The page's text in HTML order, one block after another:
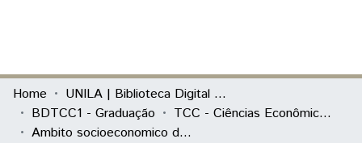
Communities & Collections
All of DSpace
Home
UNILA | Biblioteca Digital de Trabalhos de Conclusão de Curso
BDTCC1 - Graduação
TCC - Ciências Econômicas - Economia, Integração e Desenvolvimento
Ambito socioeconomico de los indigenas ecuatorianos afectados por el caso Chevron